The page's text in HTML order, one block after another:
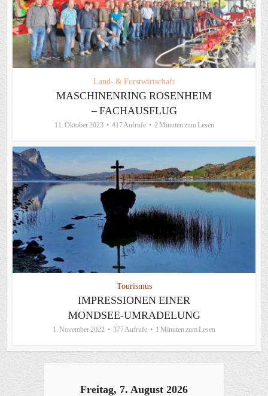
Land- & Forstwirtschaft
MASCHINENRING ROSENHEIM
– FACHAUSFLUG
11. Oktober 2023 417 Aufrufe 2 Minuten zum Lesen
Tourismus
IMPRESSIONEN EINER
MONDSEE-UMRADELUNG
1. November 2022 377 Aufrufe 1 Minuten zum Lesen
Freitag, 7. August 2026